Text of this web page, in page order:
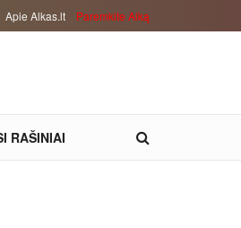
Apie Alkas.lt Paremkite Alką
RAŠINIAI